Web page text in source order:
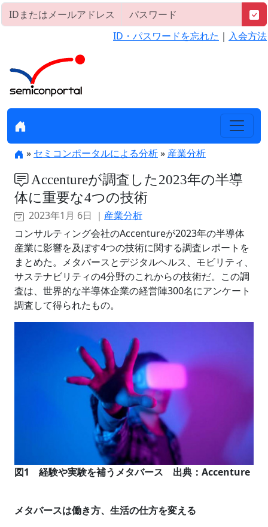
ID・パスワードを忘れた ｜ 入会方法
» セミコンポータルによる分析» 産業分析
Accentureが調査した2023年の半導
体に重要な4つの技術
2023年1月 6日 ｜ 産業分析
コンサルティング会社のAccentureが2023年の半導体
産業に影響を及ぼす4つの技術に関する調査レポートを
まとめた。メタバースとデジタルヘルス、モビリティ、
サステナビリティの4分野のこれからの技術だ。この調
査は、世界的な半導体企業の経営陣300名にアンケート
調査して得られたもの。
図1 経験や実験を補うメタバース 出典：Accenture
メタバースは働き方、生活の仕方を変える